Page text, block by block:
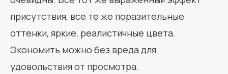
присутствия, все те же поразительные
оттенки, яркие, реалистичные цвета.
Экономить можно без вреда для
удовольствия от просмотра.